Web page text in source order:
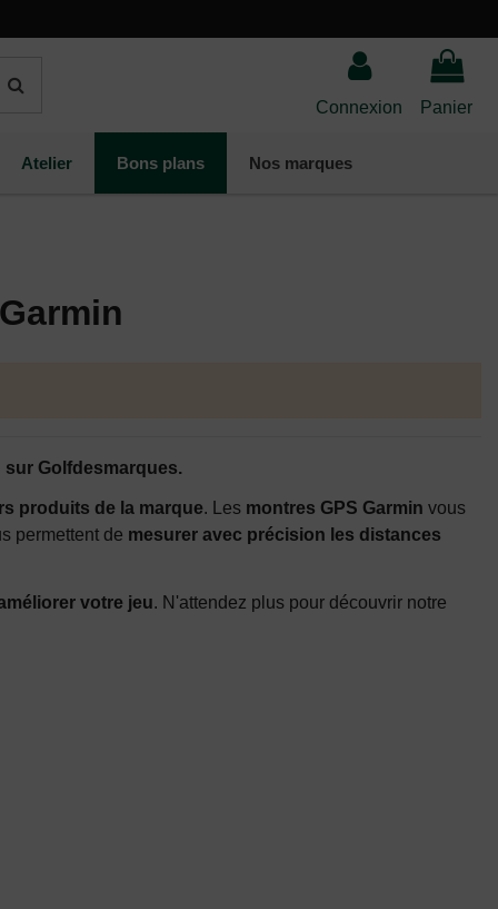
Connexion Panier
Atelier Bons plans Nos marques
sur Golfdesmarques.
produits de la marque. Les montres GPS Garmin vous
permettent de mesurer avec précision les distances
votre jeu. N'attendez plus pour découvrir notre